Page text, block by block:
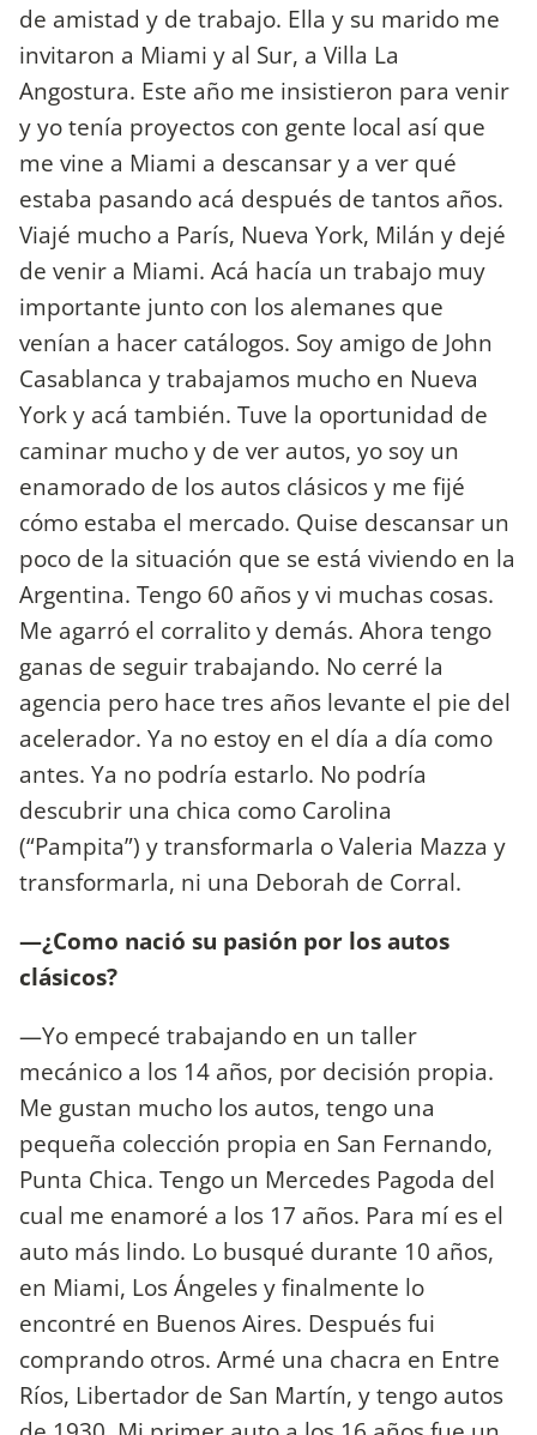
de amistad y de trabajo. Ella y su marido me
invitaron a Miami y al Sur, a Villa La
Angostura. Este año me insistieron para venir
y yo tenía proyectos con gente local así que
me vine a Miami a descansar y a ver qué
estaba pasando acá después de tantos años.
Viajé mucho a París, Nueva York, Milán y dejé
de venir a Miami. Acá hacía un trabajo muy
importante junto con los alemanes que
venían a hacer catálogos. Soy amigo de John
Casablanca y trabajamos mucho en Nueva
York y acá también. Tuve la oportunidad de
caminar mucho y de ver autos, yo soy un
enamorado de los autos clásicos y me fijé
cómo estaba el mercado. Quise descansar un
poco de la situación que se está viviendo en la
Argentina. Tengo 60 años y vi muchas cosas.
Me agarró el corralito y demás. Ahora tengo
ganas de seguir trabajando. No cerré la
agencia pero hace tres años levante el pie del
acelerador. Ya no estoy en el día a día como
antes. Ya no podría estarlo. No podría
descubrir una chica como Carolina
(“Pampita”) y transformarla o Valeria Mazza y
transformarla, ni una Deborah de Corral.
—¿Como nació su pasión por los autos
clásicos?
—Yo empecé trabajando en un taller
mecánico a los 14 años, por decisión propia.
Me gustan mucho los autos, tengo una
pequeña colección propia en San Fernando,
Punta Chica. Tengo un Mercedes Pagoda del
cual me enamoré a los 17 años. Para mí es el
auto más lindo. Lo busqué durante 10 años,
en Miami, Los Ángeles y finalmente lo
encontré en Buenos Aires. Después fui
comprando otros. Armé una chacra en Entre
Ríos, Libertador de San Martín, y tengo autos